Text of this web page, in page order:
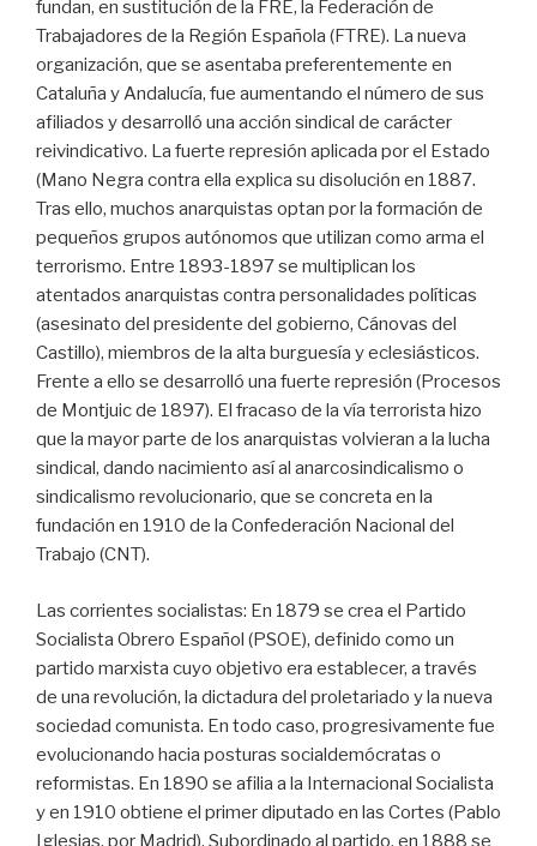
fundan, en sustitución de la FRE, la Federación de
Trabajadores de la Región Española (FTRE). La nueva
organización, que se asentaba preferentemente en
Cataluña y Andalucía, fue aumentando el número de sus
afiliados y desarrolló una acción sindical de carácter
reivindicativo. La fuerte represión aplicada por el Estado
(Mano Negra contra ella explica su disolución en 1887.
Tras ello, muchos anarquistas optan por la formación de
pequeños grupos autónomos que utilizan como arma el
terrorismo. Entre 1893-1897 se multiplican los
atentados anarquistas contra personalidades políticas
(asesinato del presidente del gobierno, Cánovas del
Castillo), miembros de la alta burguesía y eclesiásticos.
Frente a ello se desarrolló una fuerte represión (Procesos
de Montjuic de 1897). El fracaso de la vía terrorista hizo
que la mayor parte de los anarquistas volvieran a la lucha
sindical, dando nacimiento así al anarcosindicalismo o
sindicalismo revolucionario, que se concreta en la
fundación en 1910 de la Confederación Nacional del
Trabajo (CNT).
Las corrientes socialistas: En 1879 se crea el Partido
Socialista Obrero Español (PSOE), definido como un
partido marxista cuyo objetivo era establecer, a través
de una revolución, la dictadura del proletariado y la nueva
sociedad comunista. En todo caso, progresivamente fue
evolucionando hacia posturas socialdemócratas o
reformistas. En 1890 se afilia a la Internacional Socialista
y en 1910 obtiene el primer diputado en las Cortes (Pablo
Iglesias, por Madrid). Subordinado al partido, en 1888 se